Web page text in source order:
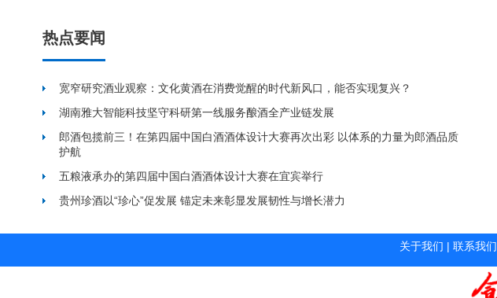
热点要闻
宽窄研究酒业观察：文化黄酒在消费觉醒的时代新风口，能否实现复兴？
湖南雅大智能科技坚守科研第一线服务酿酒全产业链发展
郎酒包揽前三！在第四届中国白酒酒体设计大赛再次出彩 以体系的力量为郎酒品质
护航
五粮液承办的第四届中国白酒酒体设计大赛在宜宾举行
贵州珍酒以“珍心”促发展 锚定未来彰显发展韧性与增长潜力
关于我们 | 联系我们